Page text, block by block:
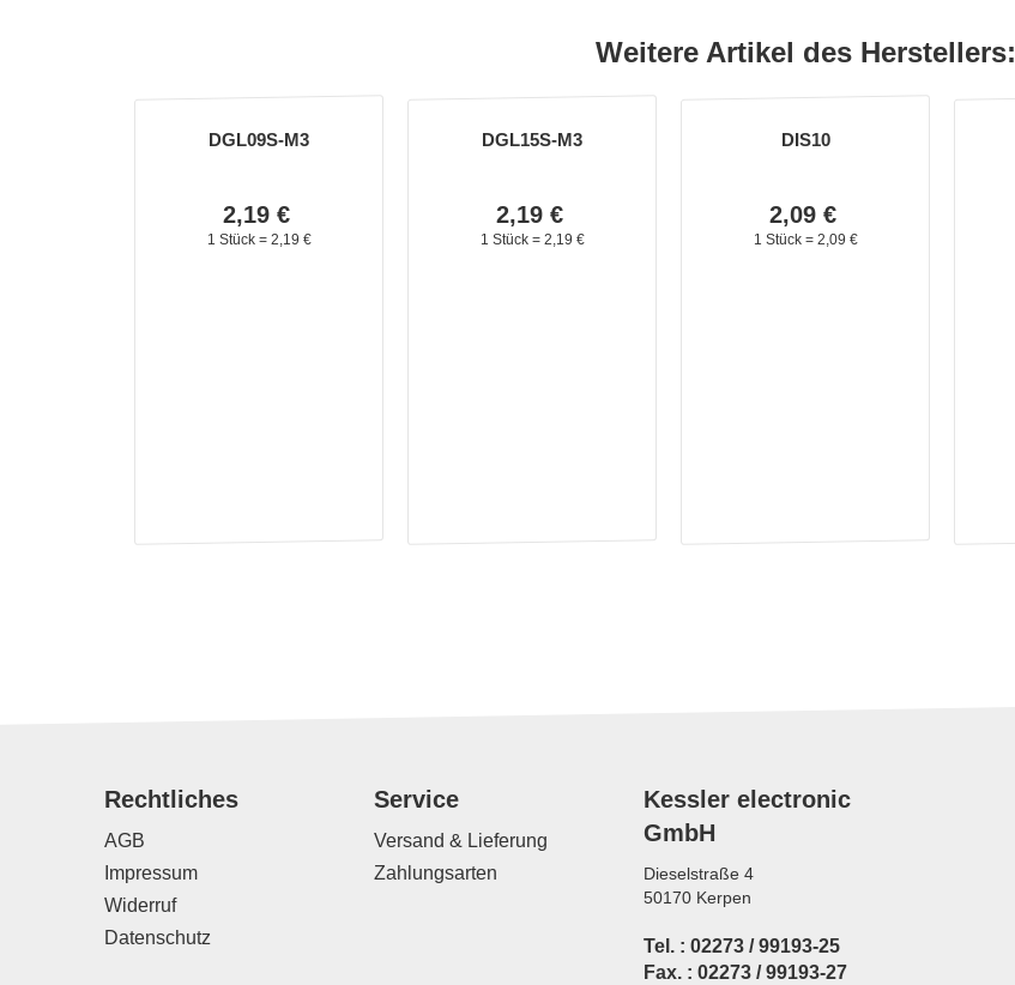
Weitere Artikel des Herstellers:
DGL09S-M3
2,19 €
1 Stück = 2, 19 €
DGL15S-M3
2,19 €
1 Stück = 2, 19 €
DIS10
2,09 €
1 Stück = 2, 09 €
Rechtliches
AGB
Impressum
Widerruf
Datenschutz
Service
Versand & Lieferung
Zahlungsarten
Kessler electronic
GmbH
Dieselstraße 4
50170 Kerpen
Tel. : 02273 / 99193-25
Fax. : 02273 / 99193-27